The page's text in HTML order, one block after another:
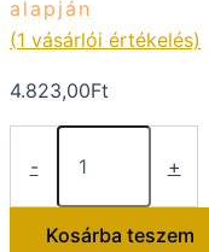
alapján
(1 vásárlói értékelés)
4.823,00Ft
-
Pioneer
szíj
készlet
+
Kosárba teszem